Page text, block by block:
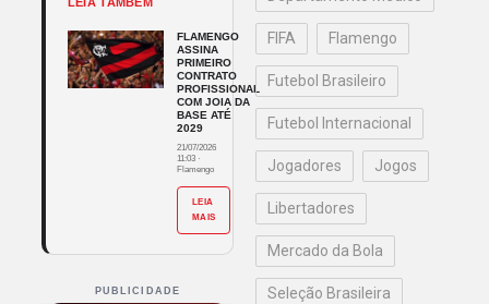
FLAMENGO
ASSINA
PRIMEIRO
CONTRATO
PROFISSIONAL
COM JOIA DA
BASE ATÉ
2029
21/07/2026
11:03 ·
Flamengo
LEIA
MAIS
PUBLICIDADE
FIFA Flamengo
Futebol Brasileiro
Futebol Internacional
Jogadores Jogos
Libertadores
Mercado da Bola
Seleção Brasileira